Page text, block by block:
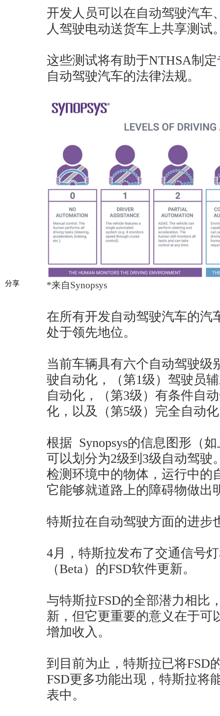
分享
开发人员可以在自动驾驶汽车
人驾驶电动送货车上共享测试
这些测试将有助于NTHSA制
自动驾驶汽车的法律法规。
*来自Synopsys
在所有开发自动驾驶汽车的汽
处于领先地位。
当前车辆具有六个自动驾驶级
驶自动化，（第1级）驾驶员
自动化，（第3级）有条件自
化，以及（第5级）完全自动
根据 Synopsys的信息图形（
可以划分为2级到3级自动驾驶
检测环境中的物体，运行中的
它能够就道路上的障碍物做出
特斯拉在自动驾驶方面的进步
4月，特斯拉发布了交通信号
（Beta）的FSD软件更新。
与特斯拉FSD的全部潜力相比
新，但它更重要的意义在于可
增加收入。
到目前为止，特斯拉已将FSD
FSD更多功能出现，特斯拉将
表中。